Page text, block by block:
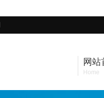
网站
Home